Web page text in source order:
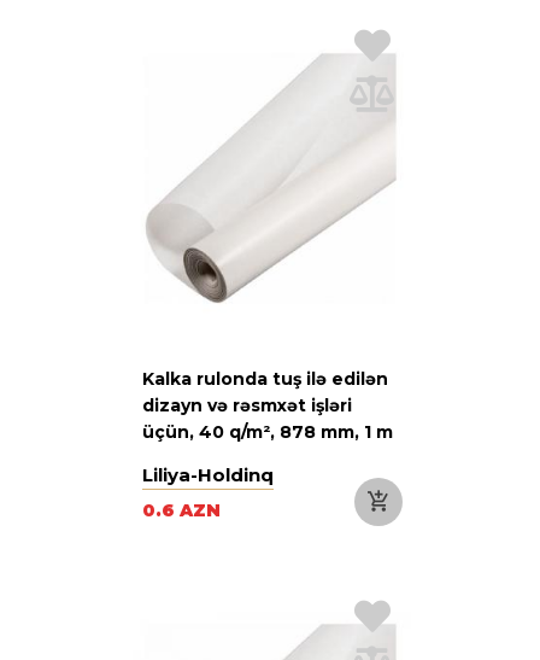
Kalka rulonda tuş ilə edilən
dizayn və rəsmxət işləri
üçün, 40 q/m², 878 mm, 1 m
Liliya-Holdinq
0.6 AZN